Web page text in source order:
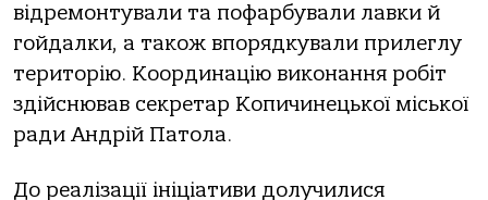
відремонтували та пофарбували лавки й
гойдалки, а також впорядкували прилеглу
територію. Координацію виконання робіт
здійснював секретар Копичинецької міської
ради Андрій Патола.
До реалізації ініціативи долучилися